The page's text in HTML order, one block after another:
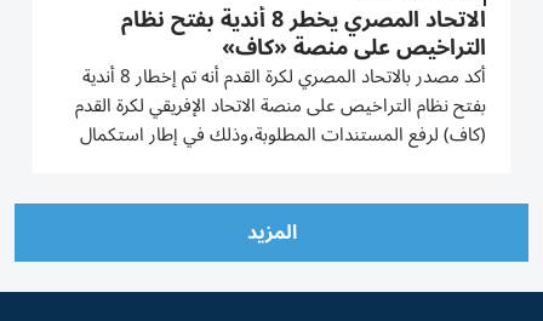
الاتحاد المصري يخطر 8 أندية بفتح نظام
التراخيص على منصة «كاف»
أكد مصدر بالاتحاد المصري لكرة القدم أنه تم إخطار 8 أندية
بفتح نظام التراخيص على منصة الاتحاد الإفريقي لكرة القدم
(كاف) لرفع المستندات المطلوبة،وذلك في إطار استكمال
المزيد